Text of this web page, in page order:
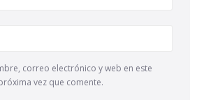
correo electrónico y web en este
vez que comente.